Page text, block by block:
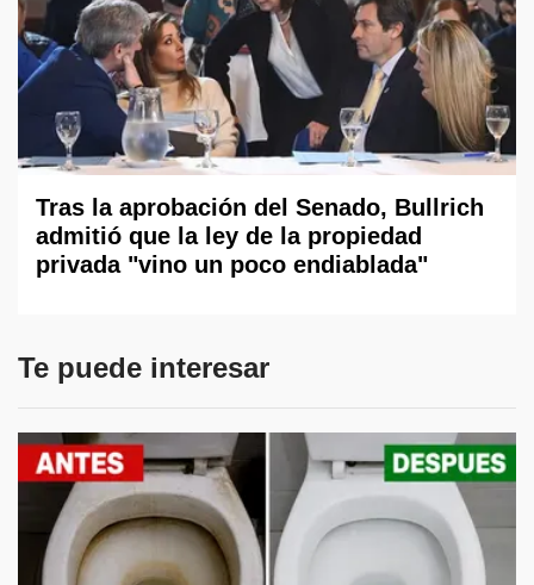
Tras la aprobación del Senado, Bullrich
admitió que la ley de la propiedad
privada "vino un poco endiablada"
Te puede interesar